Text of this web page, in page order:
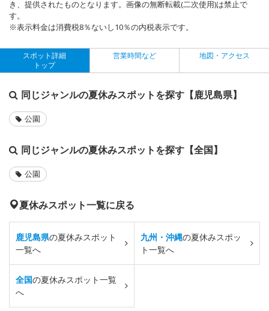
き、提供されたものとなります。画像の無断転載(二次使用)は禁止で
す。
※表示料金は消費税8％ないし10％の内税表示です。
スポット詳細
トップ
営業時間など 地図・アクセス
同じジャンルの夏休みスポットを探す【鹿児島県】
公園
同じジャンルの夏休みスポットを探す【全国】
公園
夏休みスポット一覧に戻る
鹿児島県の夏休みスポット
一覧へ
九州・沖縄の夏休みスポッ
ト一覧へ
全国の夏休みスポット一覧
へ